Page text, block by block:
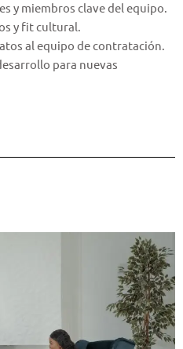
y miembros clave del equipo.
y fit cultural.
al equipo de contratación.
para nuevas